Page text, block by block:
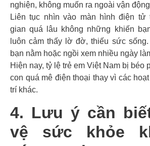
nghiện, không muốn ra ngoài vận
Liên tục nhìn vào màn hình điện tử
gian quá lâu không những khiến
luôn cảm thấy lờ đờ, thiếu sức
bạn nằm hoặc ngồi xem nhiều ngày
Hiện nay, tỷ lệ trẻ em Việt Nam bị béo
con quá mê điện thoại thay vì các
trí khác.
4. Lưu ý cần
vệ sức khỏe